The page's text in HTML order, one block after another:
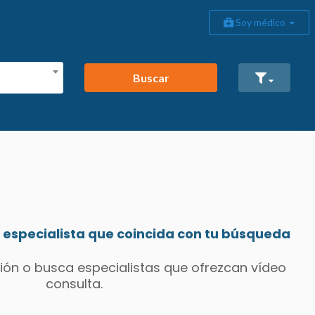
Soy médico
Buscar
que coincida con tu búsqueda
o busca especialistas que ofrezcan vídeo
consulta.